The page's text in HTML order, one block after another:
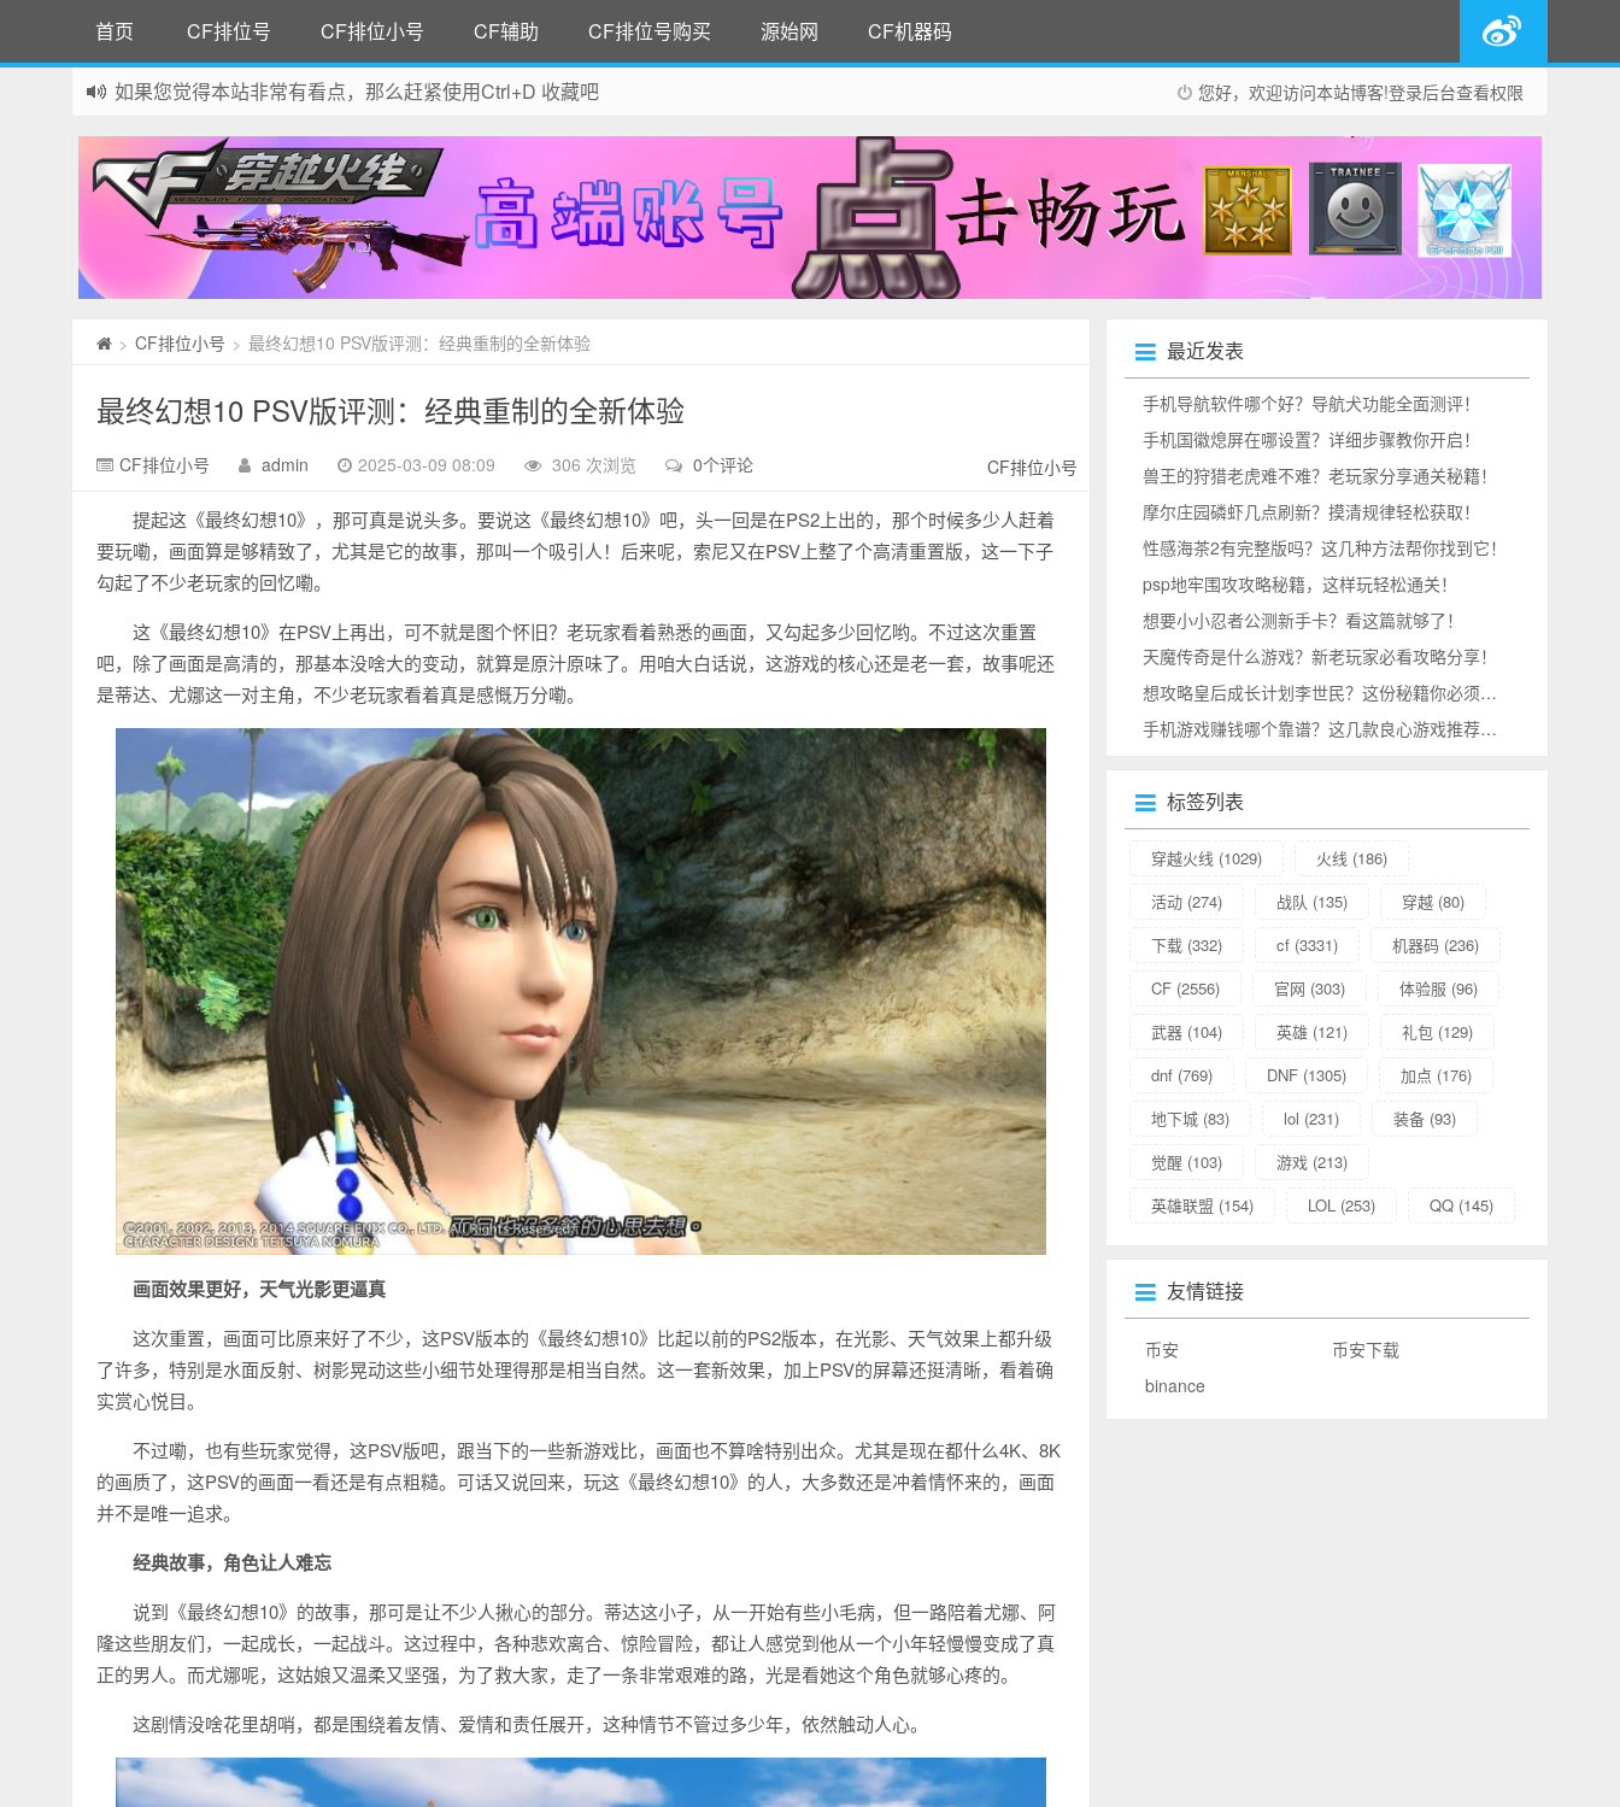
首页 CF排位号 CF排位小号 CF辅助 CF排位号购买 源始网 CF机器码
您好，欢迎访问本站博客!登录后台查看权限
如果您觉得本站非常有看点，那么赶紧使用Ctrl+D 收藏吧
> CF排位小号 > 最终幻想10 PSV版评测：经典重制的全新体验
最终幻想10 PSV版评测：经典重制的全新体验
CF排位小号 admin 2025-03-09 08:09 306 次浏览 0个评论 CF排位小号
提起这《最终幻想10》，那可真是说头多。要说这《最终幻想10》吧，头一回是在PS2上出的，那个时候多少人赶着
要玩嘞，画面算是够精致了，尤其是它的故事，那叫一个吸引人！后来呢，索尼又在PSV上整了个高清重置版，这一下子
勾起了不少老玩家的回忆嘞。
这《最终幻想10》在PSV上再出，可不就是图个怀旧？老玩家看着熟悉的画面，又勾起多少回忆哟。不过这次重置
吧，除了画面是高清的，那基本没啥大的变动，就算是原汁原味了。用咱大白话说，这游戏的核心还是老一套，故事呢还
是蒂达、尤娜这一对主角，不少老玩家看着真是感慨万分嘞。
画面效果更好，天气光影更逼真
这次重置，画面可比原来好了不少，这PSV版本的《最终幻想10》比起以前的PS2版本，在光影、天气效果上都升级
了许多，特别是水面反射、树影晃动这些小细节处理得那是相当自然。这一套新效果，加上PSV的屏幕还挺清晰，看着确
实赏心悦目。
不过嘞，也有些玩家觉得，这PSV版吧，跟当下的一些新游戏比，画面也不算啥特别出众。尤其是现在都什么4K、8K
的画质了，这PSV的画面一看还是有点粗糙。可话又说回来，玩这《最终幻想10》的人，大多数还是冲着情怀来的，画面
并不是唯一追求。
经典故事，角色让人难忘
说到《最终幻想10》的故事，那可是让不少人揪心的部分。蒂达这小子，从一开始有些小毛病，但一路陪着尤娜、阿
隆这些朋友们，一起成长，一起战斗。这过程中，各种悲欢离合、惊险冒险，都让人感觉到他从一个小年轻慢慢变成了真
正的男人。而尤娜呢，这姑娘又温柔又坚强，为了救大家，走了一条非常艰难的路，光是看她这个角色就够心疼的。
这剧情没啥花里胡哨，都是围绕着友情、爱情和责任展开，这种情节不管过多少年，依然触动人心。
最近发表
手机导航软件哪个好？导航犬功能全面测评！
手机国徽熄屏在哪设置？详细步骤教你开启！
兽王的狩猎老虎难不难？老玩家分享通关秘籍！
摩尔庄园磷虾几点刷新？摸清规律轻松获取！
性感海茶2有完整版吗？这几种方法帮你找到它！
psp地牢围攻攻略秘籍，这样玩轻松通关！
想要小小忍者公测新手卡？看这篇就够了！
天魔传奇是什么游戏？新老玩家必看攻略分享！
想攻略皇后成长计划李世民？这份秘籍你必须收好！
手机游戏赚钱哪个靠谱？这几款良心游戏推荐给你！
标签列表
穿越火线 (1029) 火线 (186)
活动 (274) 战队 (135) 穿越 (80)
下载 (332) cf (3331) 机器码 (236)
CF (2556) 官网 (303) 体验服 (96)
武器 (104) 英雄 (121) 礼包 (129)
dnf (769) DNF (1305) 加点 (176)
地下城 (83) lol (231) 装备 (93)
觉醒 (103) 游戏 (213)
英雄联盟 (154) LOL (253) QQ (145)
友情链接
币安
币安下载
binance